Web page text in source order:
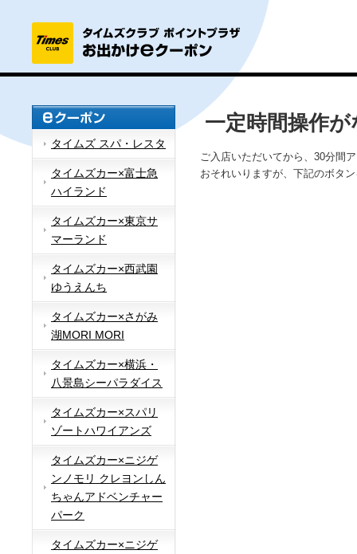
タイムズ スパ・レスタ
タイムズカー×富士急
ハイランド
タイムズカー×東京サ
マーランド
タイムズカー×西武園
ゆうえんち
タイムズカー×さがみ
湖MORI MORI
タイムズカー×横浜・
八景島シーパラダイス
タイムズカー×スパリ
ゾートハワイアンズ
タイムズカー×ニジゲ
ンノモリ クレヨンしん
ちゃんアドベンチャー
パーク
タイムズカー×ニジゲ
一定時間操作
ご入店いただいてから、30分間
おそれいりますが、下記のボタ